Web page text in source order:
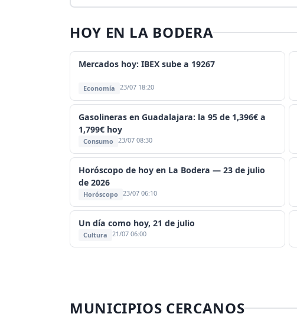
HOY EN LA BODERA
Mercados hoy: IBEX sube a 19267
Economía 23/07 18:20
Gasolineras en Guadalajara: la 95 de 1,396€ a
1,799€ hoy
Consumo 23/07 08:30
Horóscopo de hoy en La Bodera — 23 de julio
de 2026
Horóscopo 23/07 06:10
Un día como hoy, 21 de julio
Cultura 21/07 06:00
MUNICIPIOS CERCANOS